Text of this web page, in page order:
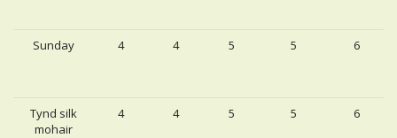
Sunday 4 4 5 5 6
Tynd silk
mohair
4 4 5 5 6